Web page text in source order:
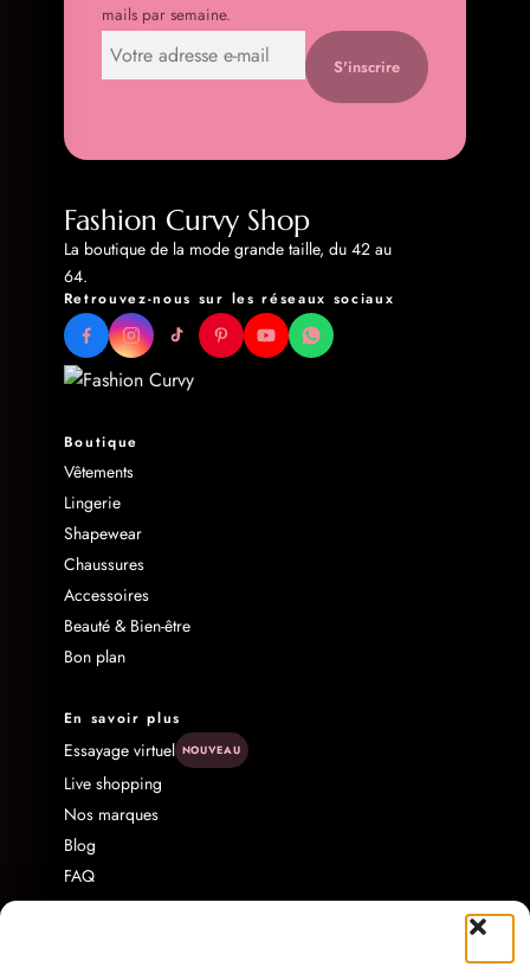
mails par semaine.
S'inscrire
Fashion Curvy Shop
La boutique de la mode grande taille, du 42 au
64.
Retrouvez-nous sur les réseaux sociaux
Boutique
Vêtements
Lingerie
Shapewear
Chaussures
Accessoires
Beauté & Bien-être
Bon plan
En savoir plus
Essayage virtuel NOUVEAU
Live shopping
Nos marques
Blog
FAQ
Livraison & Retour